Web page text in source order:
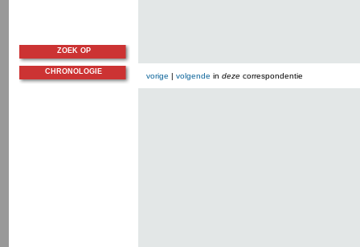
vorige | volgende in deze correspondentie
ZOEK OP
CHRONOLOGIE